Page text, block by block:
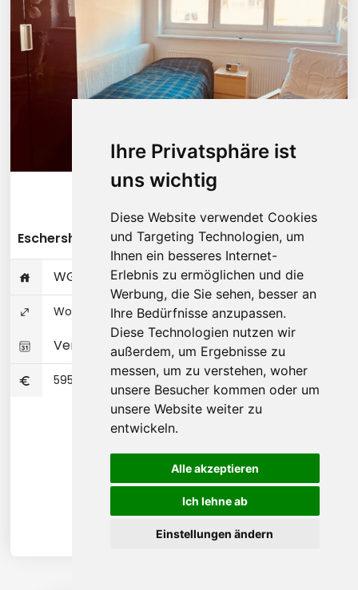
Ihre Privatsphäre ist
uns wichtig
Diese Website verwendet Cookies
und Targeting Technologien, um
Ihnen ein besseres Internet-
Erlebnis zu ermöglichen und die
Werbung, die Sie sehen, besser an
Ihre Bedürfnisse anzupassen.
Diese Technologien nutzen wir
außerdem, um Ergebnisse zu
messen, um zu verstehen, woher
unsere Besucher kommen oder um
unsere Website weiter zu
entwickeln.
Alle akzeptieren
Ich lehne ab
Einstellungen ändern
Diese Wohnung ansehen
Eschersheimer Landstraße - Frankfurt am Main
WG-Zimmer (17 ㎡) im Apartment
Wohnungseigentum 76 ㎡
Verfügbar 01-01-2027
595